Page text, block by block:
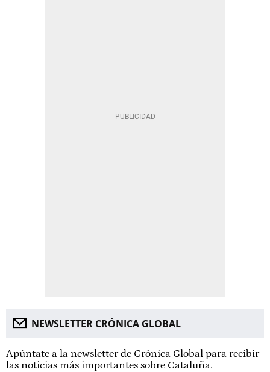
NEWSLETTER CRÓNICA GLOBAL
Apúntate a la newsletter de Crónica Global para recibir
las noticias más importantes sobre Cataluña.